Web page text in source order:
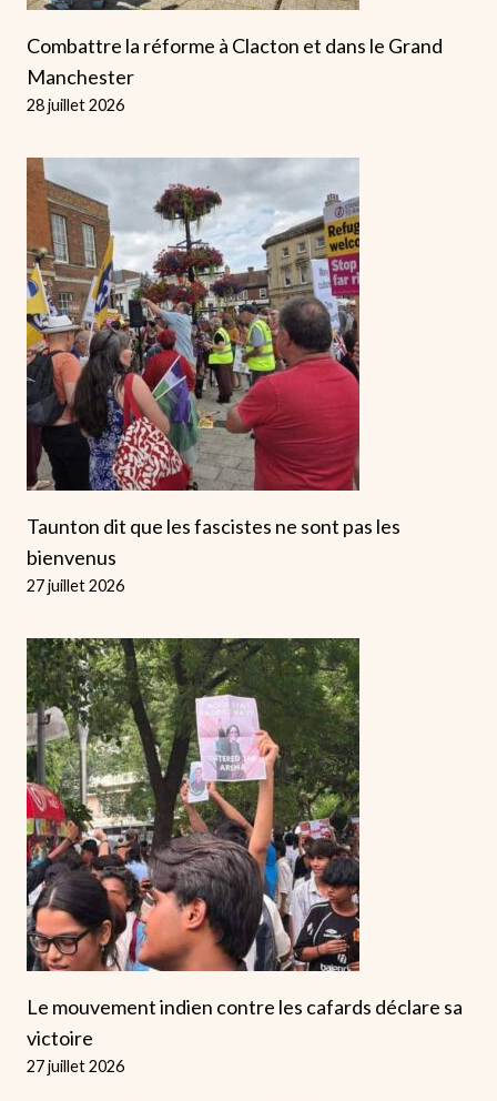
Combattre la réforme à Clacton et dans le Grand
Manchester
28 juillet 2026
Taunton dit que les fascistes ne sont pas les
bienvenus
27 juillet 2026
Le mouvement indien contre les cafards déclare sa
victoire
27 juillet 2026